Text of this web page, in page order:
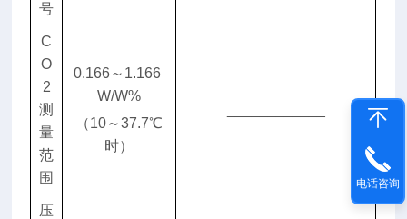
号
C
O
2
测
量
范
围
0.166～1.166
W/W%
（10～37.7℃
时）
压
氧
化
测
定
电话咨询